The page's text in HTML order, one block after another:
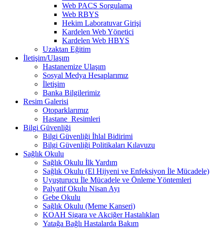
Web PACS Sorgulama
Web RBYS
Hekim Laboratuvar Girişi
Kardelen Web Yönetici
Kardelen Web HBYS
Uzaktan Eğitim
İletişim/Ulaşım
Hastanemize Ulaşım
Sosyal Medya Hesaplarımız
İletişim
Banka Bilgilerimiz
Resim Galerisi
Otoparklarımız
Hastane_Resimleri
Bilgi Güvenliği
Bilgi Güvenliği İhlal Bidirimi
Bilgi Güvenliği Politikaları Kılavuzu
Sağlık Okulu
Sağlık Okulu İlk Yardım
Sağlık Okulu (El Hijyeni ve Enfeksiyon İle Mücadele)
Uyuşturucu İle Mücadele ve Önleme Yöntemleri
Palyatif Okulu Nisan Ayı
Gebe Okulu
Sağlık Okulu (Meme Kanseri)
KOAH Sigara ve Akciğer Hastalıkları
Yatağa Bağlı Hastalarda Bakım